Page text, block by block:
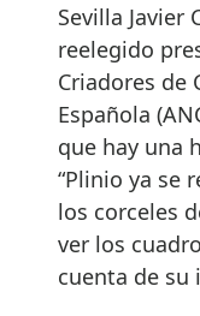
Sevilla Javier
reelegido
Criadores de
Española
que hay una
“Plinio ya se
los corceles
ver los
cuenta de su